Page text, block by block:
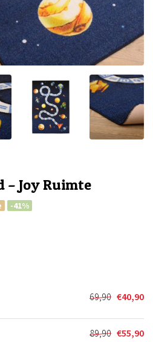
– Joy Ruimte
-41%
69,90
prijs
was:
€40,90
Huidige
prijs
is:
89,90 €55,90
Huidige